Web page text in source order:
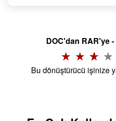
DOC'dan RAR'ye -
Bu dönüştürücü işinize